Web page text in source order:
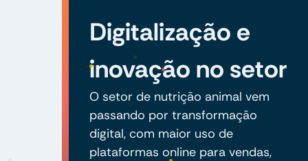
Digitalização e
inovação no setor
O setor de nutrição animal vem
passando por transformação
digital, com maior uso de
plataformas online para vendas,